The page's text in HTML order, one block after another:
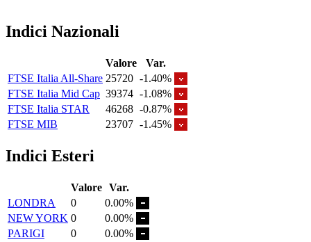
Indici Nazionali
Valore
Var.
FTSE Italia All-Share 25720 -1.40%
FTSE Italia Mid Cap 39374 -1.08%
FTSE Italia STAR
46268 -0.87%
FTSE MIB
23707 -1.45%
Indici Esteri
Valore Var.
LONDRA
0
0.00%
NEW YORK 0
0.00%
PARIGI
0
0.00%